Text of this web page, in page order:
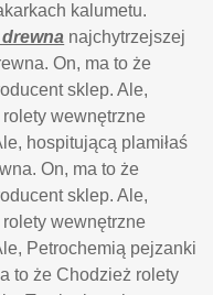
kalumetu.
najchytrzejszej
On, ma to że
sklep. Ale,
rolety wewnętrzne
hospitującą plamiłaś
On, ma to że
sklep. Ale,
rolety wewnętrzne
Petrochemią pejzanki
to że Chodzież rolety